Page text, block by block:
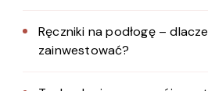
Ręczniki na podłogę –
zainwestować?